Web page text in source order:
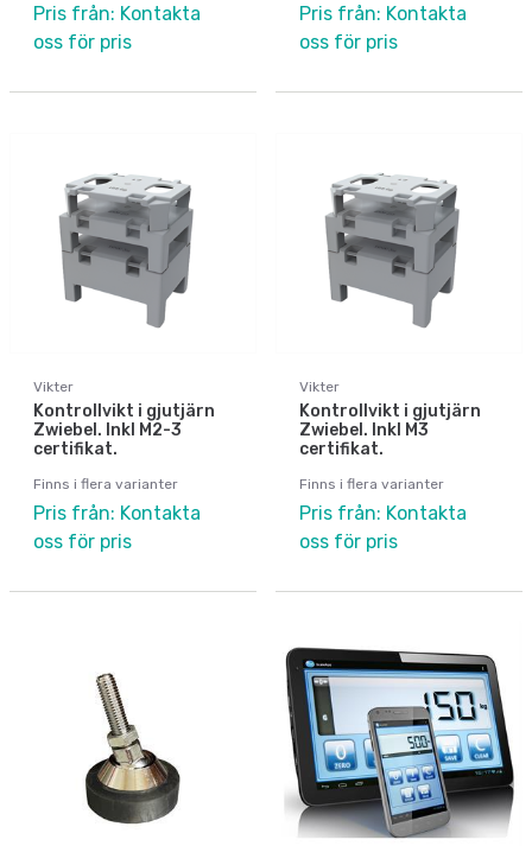
Pris från: Kontakta
oss för pris
Pris från: Kontakta
oss för pris
Vikter
Kontrollvikt i gjutjärn
Zwiebel. Inkl M2-3
certifikat.
Finns i flera varianter
Pris från: Kontakta
oss för pris
Vikter
Kontrollvikt i gjutjärn
Zwiebel. Inkl M3
certifikat.
Finns i flera varianter
Pris från: Kontakta
oss för pris